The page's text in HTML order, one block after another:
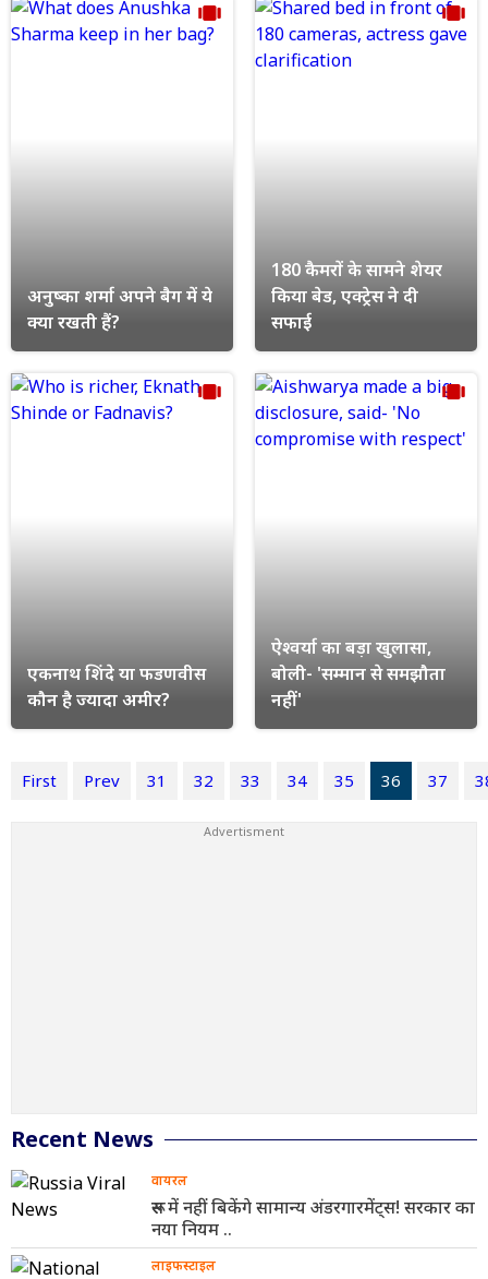
अनुष्का शर्मा अपने बैग में ये
क्या रखती हैं?
180 कैमरों के सामने शेयर
किया बेड, एक्ट्रेस ने दी
सफाई
एकनाथ शिंदे या फडणवीस
कौन है ज्यादा अमीर?
ऐश्वर्या का बड़ा खुलासा,
बोली- 'सम्मान से समझौता
नहीं'
First Prev 31 32 33 34 35 36 37
Recent News
वायरल
रूस में नहीं बिकेंगे सामान्य अंडरगारमेंट्स! सरकार का
नया नियम ..
लाइफस्टाइल